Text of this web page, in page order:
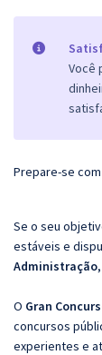
Você
Prepare-se
Se o seu
estáveis e
Administração
O Gran
concursos
experientes e